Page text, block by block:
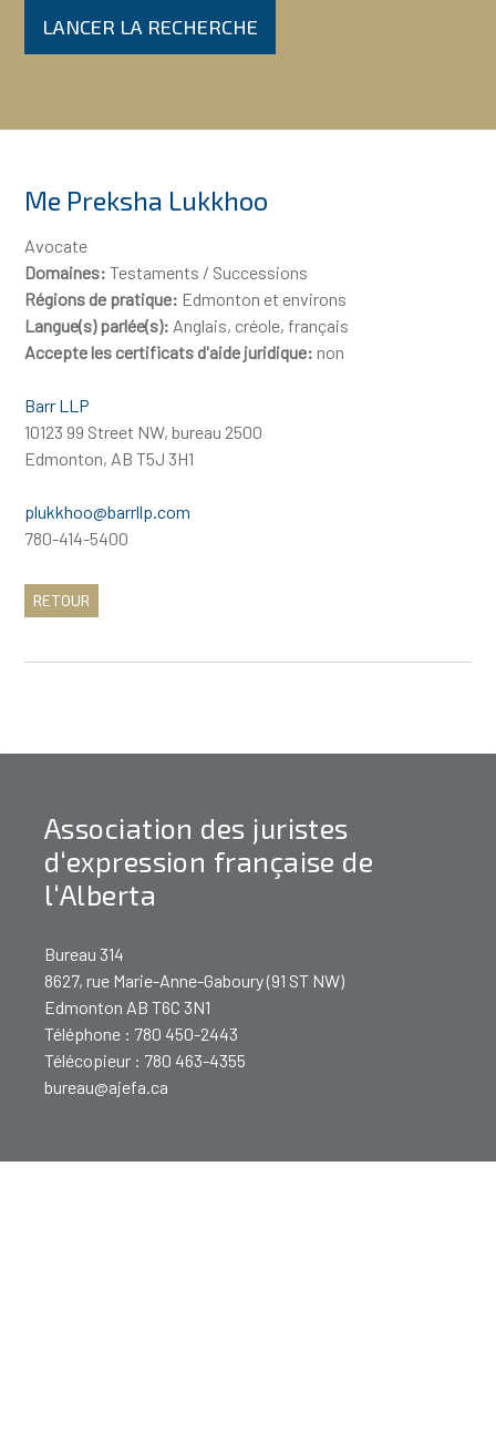
LANCER LA RECHERCHE
Me Preksha Lukkhoo
Avocate
Domaines: Testaments / Successions
Régions de pratique: Edmonton et environs
Langue(s) parlée(s): Anglais, créole, français
Accepte les certificats d'aide juridique: non
Barr LLP
10123 99 Street NW, bureau 2500
Edmonton, AB T5J 3H1
plukkhoo@barrllp.com
780-414-5400
RETOUR
Association des juristes
d‘expression française de
l‘Alberta
Bureau 314
8627, rue Marie-Anne-Gaboury (91 ST NW)
Edmonton AB T6C 3N1
Téléphone : 780 450-2443
Télécopieur : 780 463-4355
bureau@ajefa.ca